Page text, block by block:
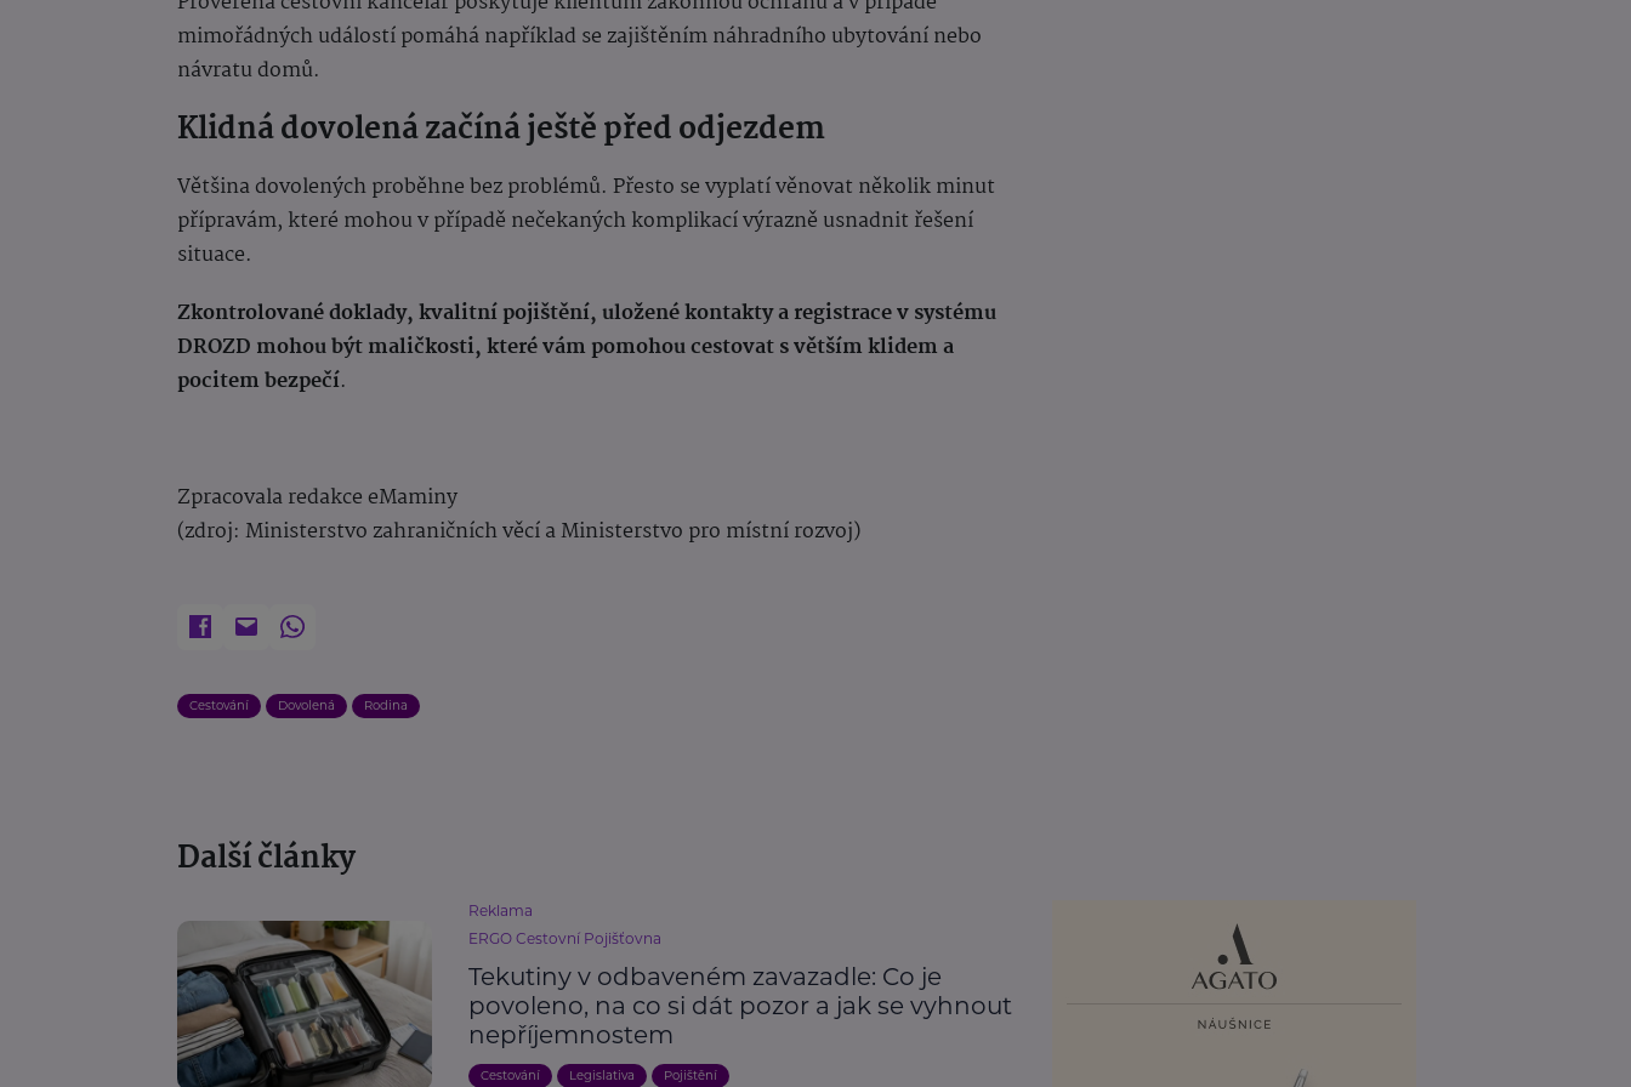
mimořádných událostí pomáhá například se zajištěním náhradního ubytování nebo
návratu domů.
Klidná dovolená začíná ještě před odjezdem
Většina dovolených proběhne bez problémů. Přesto se vyplatí věnovat několik minut
přípravám, které mohou v případě nečekaných komplikací výrazně usnadnit řešení
situace.
Zkontrolované doklady, kvalitní pojištění, uložené kontakty a registrace v systému
DROZD mohou být maličkosti, které vám pomohou cestovat s větším klidem a
pocitem bezpečí.
Zpracovala redakce eMaminy
(zdroj: Ministerstvo zahraničních věcí a Ministerstvo pro místní rozvoj)
Cestování Dovolená Rodina
Další články
Reklama
ERGO Cestovní Pojišťovna
Tekutiny v odbaveném zavazadle: Co je
povoleno, na co si dát pozor a jak se vyhnout
nepříjemnostem
Cestování Legislativa Pojištění